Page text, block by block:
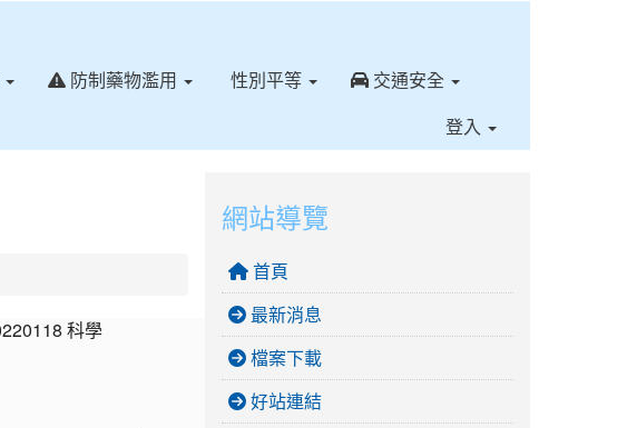
防制藥物濫用 性別平等
交通安全
登入
網站導覽
首頁
最新消息
檔案下載
好站連結